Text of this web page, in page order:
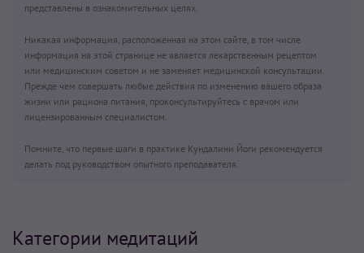
представлены в ознакомительных целях.
Никакая информация, расположенная на этом сайте, в том числе
информация на этой странице не является лекарственным рецептом
или медицинским советом и не заменяет медицинской консультации.
Прежде чем совершать любые действия по изменению вашего образа
жизни или рациона питания, проконсультируйтесь с врачом или
лицензированным специалистом.
Помните, что первые шаги в практике Кундалини Йоги рекомендуется
делать под руководством опытного преподавателя.
Категории медитаций